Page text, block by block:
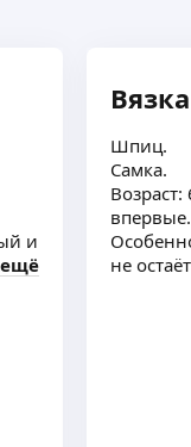
и
ещё
Шпиц.
Самка.
Возраст:
впервые.
не